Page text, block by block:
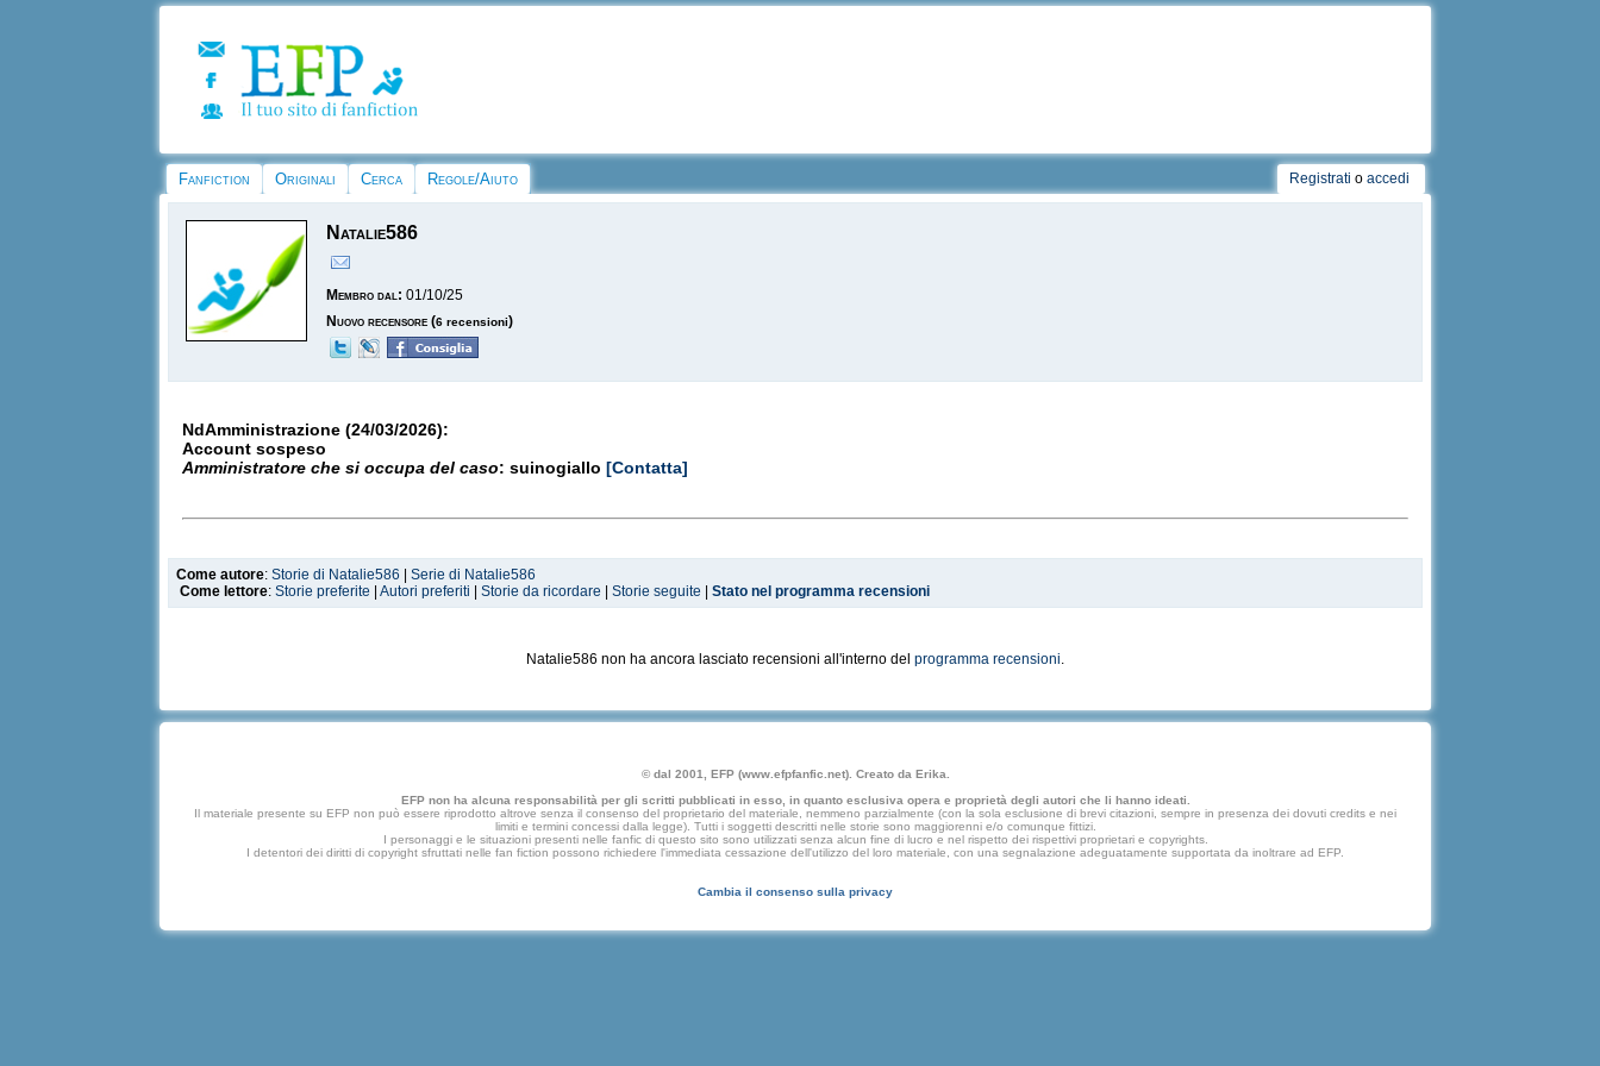
Fanfiction Originali Cerca Regole/Aiuto Registrati o accedi
Natalie586
Membro dal: 01/10/25
Nuovo recensore (6 recensioni)
NdAmministrazione (24/03/2026):
Account sospeso
Amministratore che si occupa del caso: suinogiallo[Contatta]
Come autore:Storie di Natalie586 |Serie di Natalie586
Come lettore:Storie preferite |Autori preferiti |Storie da ricordare |Storie seguite |Stato nel programma recensioni
Natalie586 non ha ancora lasciato recensioni all'interno delprogramma recensioni.
© dal 2001, EFP (www.efpfanfic.net). Creato da Erika.
EFP non ha alcuna responsabilità per gli scritti pubblicati in esso, in quanto esclusiva opera e proprietà degli autori che li hanno ideati.
Il materiale presente su EFP non può essere riprodotto altrove senza il consenso del proprietario del materiale, nemmeno parzialmente (con la sola esclusione di brevi citazioni, sempre in presenza dei dovuti credits e nei
limiti e termini concessi dalla legge). Tutti i soggetti descritti nelle storie sono maggiorenni e/o comunque fittizi.
I personaggi e le situazioni presenti nelle fanfic di questo sito sono utilizzati senza alcun fine di lucro e nel rispetto dei rispettivi proprietari e copyrights.
I detentori dei diritti di copyright sfruttati nelle fan fiction possono richiedere l'immediata cessazione dell'utilizzo del loro materiale, con una segnalazione adeguatamente supportata da inoltrare ad EFP.
Cambia il consenso sulla privacy